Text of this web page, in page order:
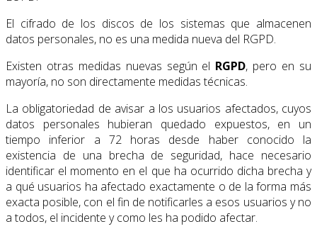
El cifrado de los discos de los sistemas que almacenen
datos personales, no es una medida nueva del RGPD.
Existen otras medidas nuevas según el RGPD, pero en su
mayoría, no son directamente medidas técnicas.
La obligatoriedad de avisar a los usuarios afectados, cuyos
datos personales hubieran quedado expuestos, en un
tiempo inferior a 72 horas desde haber conocido la
existencia de una brecha de seguridad, hace necesario
identificar el momento en el que ha ocurrido dicha brecha y
a qué usuarios ha afectado exactamente o de la forma más
exacta posible, con el fin de notificarles a esos usuarios y no
a todos, el incidente y como les ha podido afectar.